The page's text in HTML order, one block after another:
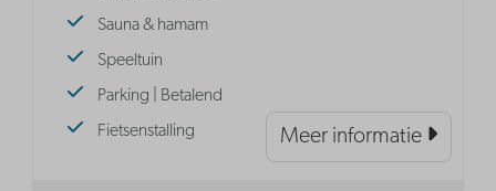
Sauna & hamam
Speeltuin
Parking | Betalend
Fietsenstalling
Meer informatie